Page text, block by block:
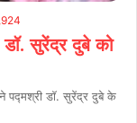
डॉ. सुरेंद्र दुबे को
पद्मश्री डॉ. सुरेंद्र दुबे के